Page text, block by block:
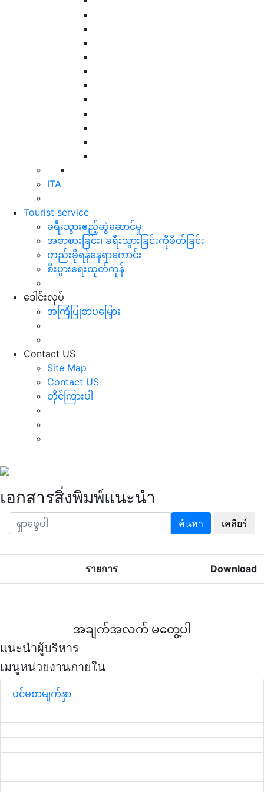
ITA
Tourist service
ခရီးသွားဧည့်ဆွဲဆောင်မှု
အစာစားခြင်း၊ ခရီးသွားခြင်းကိုဖိတ်ခြင်း
တည်းခိုရန်နေရာကောင်း
စီးပွားရေးထုတ်ကုန်
ဒေါင်းလုပ်
အကြံပြုစာပမြေား
Contact US
Site Map
Contact US
တိုင်ကြားပါ
เอกสารสิ่งพิมพ์แนะนำ
ค้นหา เคลียร์
รายการ Download
အချက်အလက် မတွေ့ပါ
แนะนำผู้บริหาร
เมนูหน่วยงานภายใน
ပင်မစာမျက်နှာ